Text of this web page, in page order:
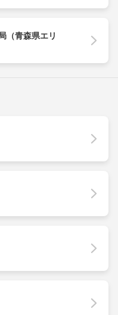
（青森県エリ